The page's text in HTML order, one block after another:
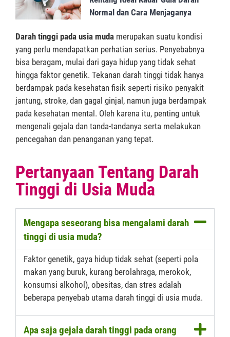
Normal dan Cara Menjaganya
Darah tinggi pada usia muda merupakan suatu kondisi
yang perlu mendapatkan perhatian serius. Penyebabnya
bisa beragam, mulai dari gaya hidup yang tidak sehat
hingga faktor genetik. Tekanan darah tinggi tidak hanya
berdampak pada kesehatan fisik seperti risiko penyakit
jantung, stroke, dan gagal ginjal, namun juga berdampak
pada kesehatan mental. Oleh karena itu, penting untuk
mengenali gejala dan tanda-tandanya serta melakukan
pencegahan dan penanganan yang tepat.
Pertanyaan Tentang Darah
Tinggi di Usia Muda
Mengapa seseorang bisa mengalami darah
tinggi di usia muda?
Faktor genetik, gaya hidup tidak sehat (seperti pola
makan yang buruk, kurang berolahraga, merokok,
konsumsi alkohol), obesitas, dan stres adalah
beberapa penyebab utama darah tinggi di usia muda.
Apa saja gejala darah tinggi pada orang